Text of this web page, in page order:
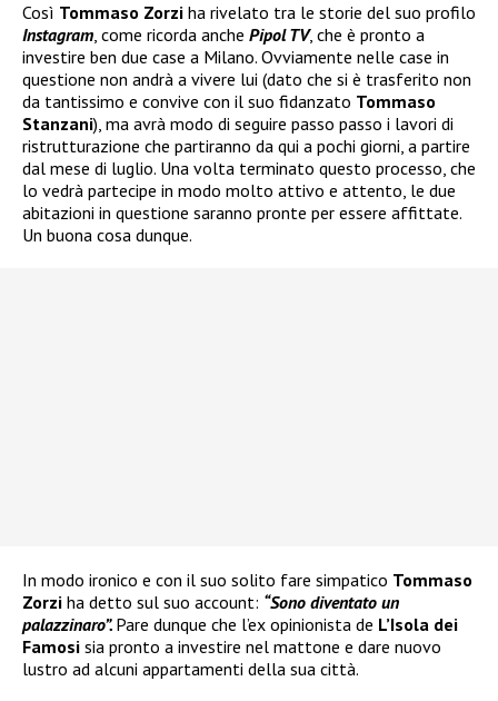
Così Tommaso Zorzi ha rivelato tra le storie del suo profilo
Instagram, come ricorda anche Pipol TV, che è pronto a
investire ben due case a Milano. Ovviamente nelle case in
questione non andrà a vivere lui (dato che si è trasferito non
da tantissimo e convive con il suo fidanzato Tommaso
Stanzani), ma avrà modo di seguire passo passo i lavori di
ristrutturazione che partiranno da qui a pochi giorni, a partire
dal mese di luglio. Una volta terminato questo processo, che
lo vedrà partecipe in modo molto attivo e attento, le due
abitazioni in questione saranno pronte per essere affittate.
Un buona cosa dunque.
In modo ironico e con il suo solito fare simpatico Tommaso
Zorzi ha detto sul suo account: “Sono diventato un
palazzinaro”. Pare dunque che l’ex opinionista de L’Isola dei
Famosi sia pronto a investire nel mattone e dare nuovo
lustro ad alcuni appartamenti della sua città.